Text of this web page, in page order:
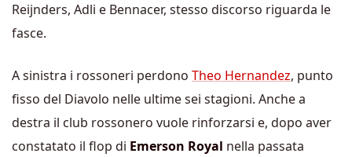
Reijnders, Adli e Bennacer, stesso discorso riguarda le
fasce.
A sinistra i rossoneri perdono Theo Hernandez, punto
fisso del Diavolo nelle ultime sei stagioni. Anche a
destra il club rossonero vuole rinforzarsi e, dopo aver
constatato il flop di Emerson Royal nella passata